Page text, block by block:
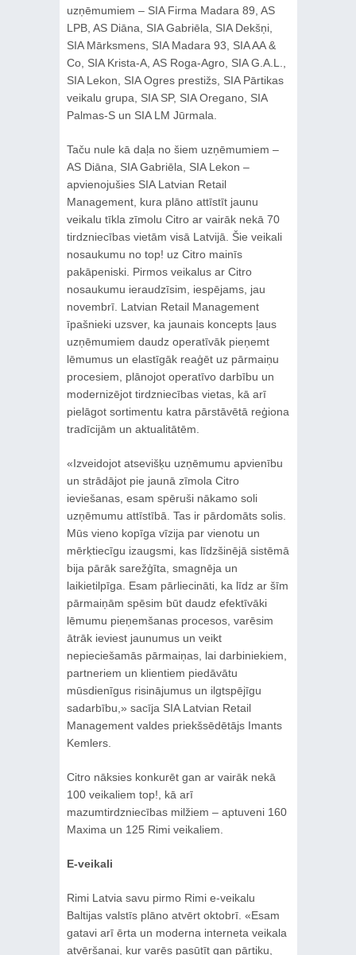
uzņēmumiem – SIA Firma Madara 89, AS
LPB, AS Diāna, SIA Gabriēla, SIA Dekšņi,
SIA Mārksmens, SIA Madara 93, SIA AA &
Co, SIA Krista-A, AS Roga-Agro, SIA G.A.L.,
SIA Lekon, SIA Ogres prestižs, SIA Pārtikas
veikalu grupa, SIA SP, SIA Oregano, SIA
Palmas-S un SIA LM Jūrmala.
Taču nule kā daļa no šiem uzņēmumiem –
AS Diāna, SIA Gabriēla, SIA Lekon –
apvienojušies SIA Latvian Retail
Management, kura plāno attīstīt jaunu
veikalu tīkla zīmolu Citro ar vairāk nekā 70
tirdzniecības vietām visā Latvijā. Šie veikali
nosaukumu no top! uz Citro mainīs
pakāpeniski. Pirmos veikalus ar Citro
nosaukumu ieraudzīsim, iespējams, jau
novembrī. Latvian Retail Management
īpašnieki uzsver, ka jaunais koncepts ļaus
uzņēmumiem daudz operatīvāk pieņemt
lēmumus un elastīgāk reaģēt uz pārmaiņu
procesiem, plānojot operatīvo darbību un
modernizējot tirdzniecības vietas, kā arī
pielāgot sortimentu katra pārstāvētā reģiona
tradīcijām un aktualitātēm.
«Izveidojot atsevišķu uzņēmumu apvienību
un strādājot pie jaunā zīmola Citro
ieviešanas, esam spēruši nākamo soli
uzņēmumu attīstībā. Tas ir pārdomāts solis.
Mūs vieno kopīga vīzija par vienotu un
mērķtiecīgu izaugsmi, kas līdzšinējā sistēmā
bija pārāk sarežģīta, smagnēja un
laikietilpīga. Esam pārliecināti, ka līdz ar šīm
pārmaiņām spēsim būt daudz efektīvāki
lēmumu pieņemšanas procesos, varēsim
ātrāk ieviest jaunumus un veikt
nepieciešamās pārmaiņas, lai darbiniekiem,
partneriem un klientiem piedāvātu
mūsdienīgus risinājumus un ilgtspējīgu
sadarbību,» sacīja SIA Latvian Retail
Management valdes priekšsēdētājs Imants
Kemlers.
Citro nāksies konkurēt gan ar vairāk nekā
100 veikaliem top!, kā arī
mazumtirdzniecības milžiem – aptuveni 160
Maxima un 125 Rimi veikaliem.
E-veikali
Rimi Latvia savu pirmo Rimi e-veikalu
Baltijas valstīs plāno atvērt oktobrī. «Esam
gatavi arī ērta un moderna interneta veikala
atvēršanai, kur varēs pasūtīt gan pārtiku,